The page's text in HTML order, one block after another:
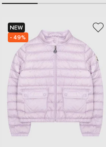
NEW
- 49%